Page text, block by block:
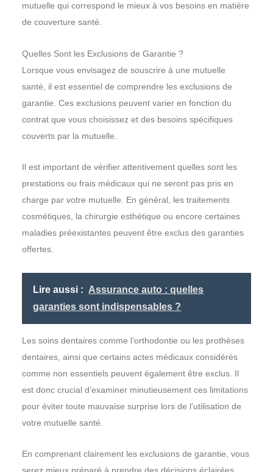
mutuelle qui correspond le mieux à vos besoins en matière
de couverture santé.
Quelles Sont les Exclusions de Garantie ?
Lorsque vous envisagez de souscrire à une mutuelle
santé, il est essentiel de comprendre les exclusions de
garantie. Ces exclusions peuvent varier en fonction du
contrat que vous choisissez et des besoins spécifiques
couverts par la mutuelle.
Il est important de vérifier attentivement quelles sont les
prestations ou frais médicaux qui ne seront pas pris en
charge par votre mutuelle. En général, les traitements
cosmétiques, la chirurgie esthétique ou encore certaines
maladies préexistantes peuvent être exclus des garanties
offertes.
Lire aussi : Assurance auto : quelles
garanties sont indispensables ?
Les soins dentaires comme l’orthodontie ou les prothèses
dentaires, ainsi que certains actes médicaux considérés
comme non essentiels peuvent également être exclus. Il
est donc crucial d’examiner minutieusement ces limitations
pour éviter toute mauvaise surprise lors de l’utilisation de
votre mutuelle santé.
En comprenant clairement les exclusions de garantie, vous